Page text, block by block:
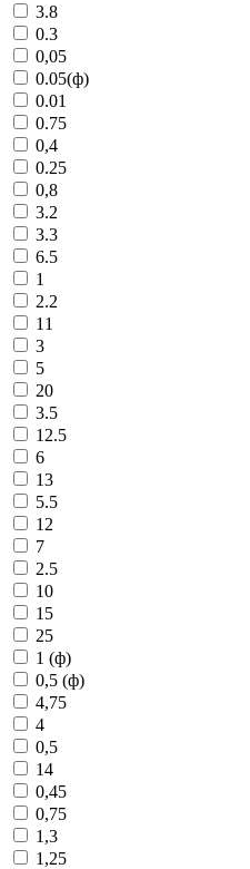
3.8
0.3
0,05
0.05(ф)
0.01
0.75
0,4
0.25
0,8
3.2
3.3
6.5
1
2.2
11
3
5
20
3.5
12.5
6
13
5.5
12
7
2.5
10
15
25
1 (ф)
0,5 (ф)
4,75
4
0,5
14
0,45
0,75
1,3
1,25